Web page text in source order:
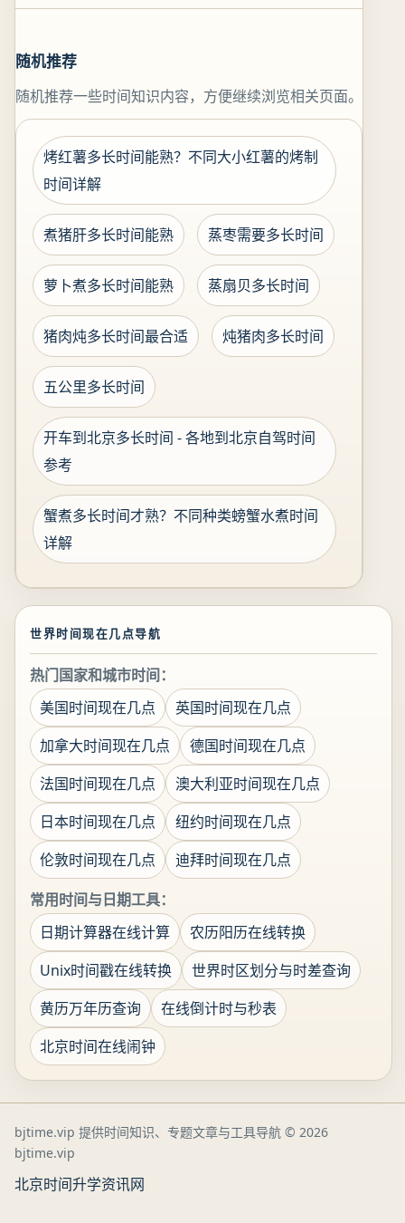
随机推荐
随机推荐一些时间知识内容，方便继续浏览相关页面。
烤红薯多长时间能熟？不同大小红薯的烤制
时间详解
煮猪肝多长时间能熟 蒸枣需要多长时间
萝卜煮多长时间能熟 蒸扇贝多长时间
猪肉炖多长时间最合适 炖猪肉多长时间
五公里多长时间
开车到北京多长时间 - 各地到北京自驾时间
参考
蟹煮多长时间才熟？不同种类螃蟹水煮时间
详解
世界时间现在几点导航
热门国家和城市时间：
美国时间现在几点
英国时间现在几点
加拿大时间现在几点
德国时间现在几点
法国时间现在几点
澳大利亚时间现在几点
日本时间现在几点
纽约时间现在几点
伦敦时间现在几点
迪拜时间现在几点
常用时间与日期工具：
日期计算器在线计算
农历阳历在线转换
Unix时间戳在线转换
世界时区划分与时差查询
黄历万年历查询
在线倒计时与秒表
北京时间在线闹钟
bjtime.vip 提供时间知识、专题文章与工具导航 © 2026
bjtime.vip
北京时间升学资讯网